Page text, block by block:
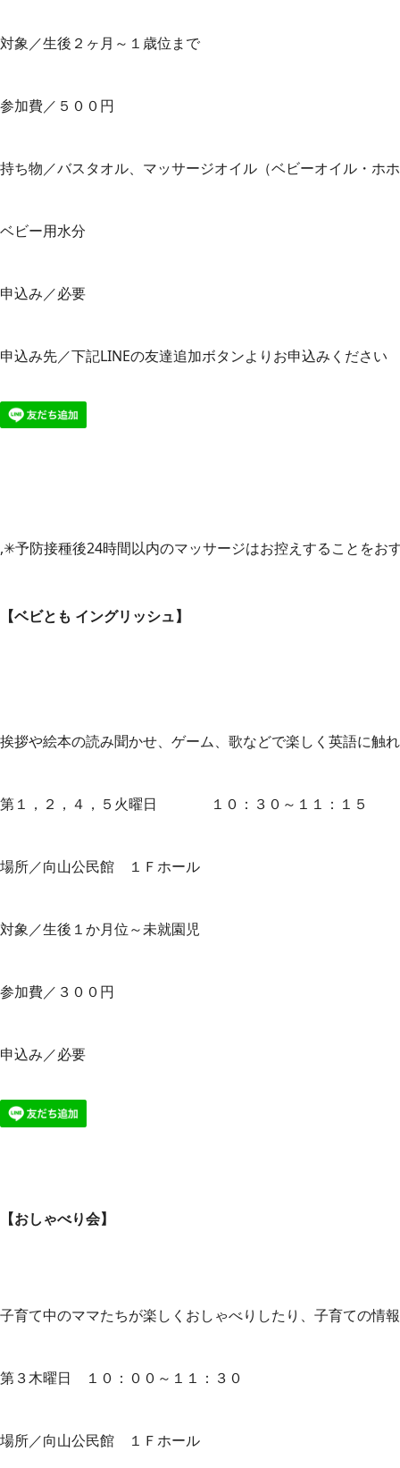
対象／生後２ヶ月～１歳位まで
参加費／５００円
持ち物／バスタオル、マッサージオイル（ベビーオイル・ホ
ベビー用水分
申込み／必要
申込み先／下記LINEの友達追加ボタンよりお申込みください
,✳︎予防接種後24時間以内のマッサージはお控えすることをお
【ベビとも イングリッシュ】
挨拶や絵本の読み聞かせ、ゲーム、歌などで楽しく英語に触
第１，２，４，５火曜日 １０：３０～１１：１５
場所／向山公民館 １Ｆホール
対象／生後１か月位～未就園児
参加費／３００円
申込み／必要
【おしゃべり会】
子育て中のママたちが楽しくおしゃべりしたり、子育ての情
第３木曜日 １０：００～１１：３０
場所／向山公民館 １Ｆホール